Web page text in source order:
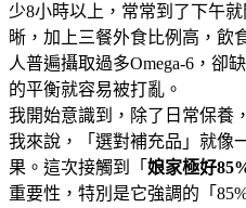
少8小時以上，常常到了下午
晰，加上三餐外食比例高，飲
人普遍攝取過多Omega-6，卻
的平衡就容易被打亂。
我開始意識到，除了日常保養
我來說，「選對補充品」就像
果。這次接觸到「 娘家極好
重要性，特別是它強調的「